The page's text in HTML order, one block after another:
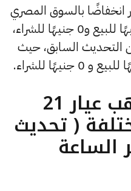
انخفاضًا بالسوق المصري
الآن، حيث بلغ 2718.65 جنيهًا للبيع و0 جنيهًا للشراء،
جنيهات عن التحديث السابق، حيث
ما هو سعر الذهب عيار 21
( تحديث
الساعة